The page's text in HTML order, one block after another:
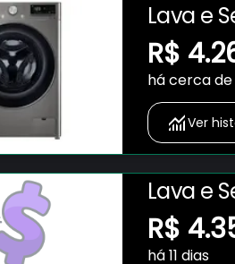
Lava e
R$
há cerca
Ver
Lava e
R$
há 11 dias